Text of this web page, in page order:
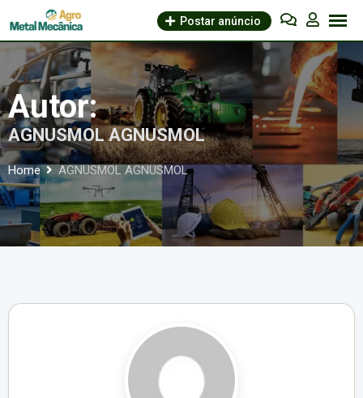
to
content
Postar anúncio
Autor:
AGNUSMOL AGNUSMOL
Home AGNUSMOL AGNUSMOL